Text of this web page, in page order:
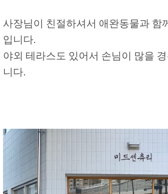
사장님이 친절하셔서 애완동물과 함
입니다.
야외 테라스도 있어서 손님이 많을
니다.